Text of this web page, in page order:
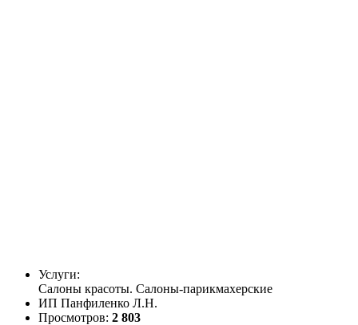
Услуги:
Салоны красоты. Салоны-парикмахерские
ИП Панфиленко Л.Н.
Просмотров: 2 803